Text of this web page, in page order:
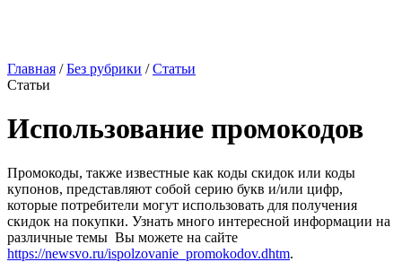
Главная /Без рубрики /Статьи
Статьи
Использование промокодов
Промокоды, также известные как коды скидок или коды
купонов, представляют собой серию букв и/или цифр,
которые потребители могут использовать для получения
скидок на покупки. Узнать много интересной информации на
различные темы Вы можете на сайте
https://newsvo.ru/ispolzovanie_promokodov.dhtm.